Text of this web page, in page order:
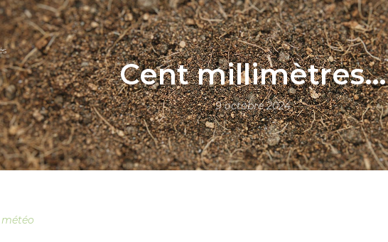
Cent millimètres…
9 octobre 2024